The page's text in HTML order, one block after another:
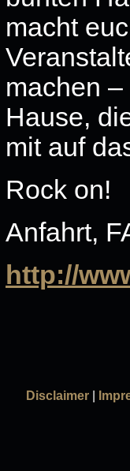
macht
machen
Hause,
mit auf
Rock on!
Anfahrt,
http://
Disclaimer|